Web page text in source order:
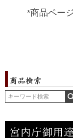
*商品ペー